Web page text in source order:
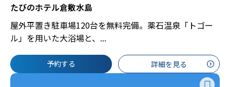
たびのホテル倉敷水島
屋外平置き駐車場120台を無料完備。薬石温泉「トゴー
ル」を用いた大浴場と、...
予約する 詳細を見る